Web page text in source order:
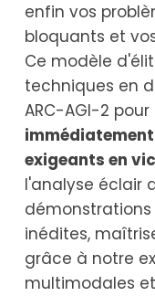
enfin vos
bloquants et
Ce modèle
techniques en
ARC-AGI-2 pour
exigeants en
l'analyse éclair
inédites,
grâce à notre
multimodales